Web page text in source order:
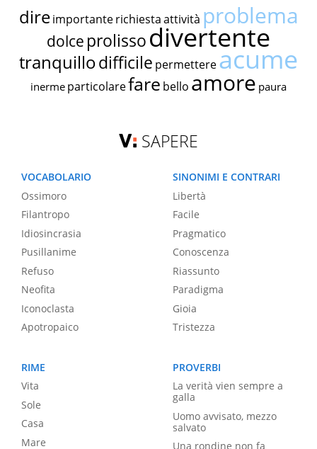
dire importante richiestaattività problema
dolce prolissodivertente
tranquillodifficile permettereacume
inerme particolarefare bello amore paura
SAPERE
VOCABOLARIO
Ossimoro
Filantropo
Idiosincrasia
Pusillanime
Refuso
Neofita
Iconoclasta
Apotropaico
SINONIMI E CONTRARI
Libertà
Facile
Pragmatico
Conoscenza
Riassunto
Paradigma
Gioia
Tristezza
RIME
Vita
Sole
Casa
Mare
PROVERBI
La verità vien sempre a
galla
Uomo avvisato, mezzo
salvato
Una rondine non fa